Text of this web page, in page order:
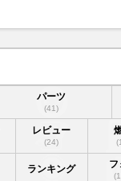
パーツ
(41)
レビュー
(24)
ランキング フ